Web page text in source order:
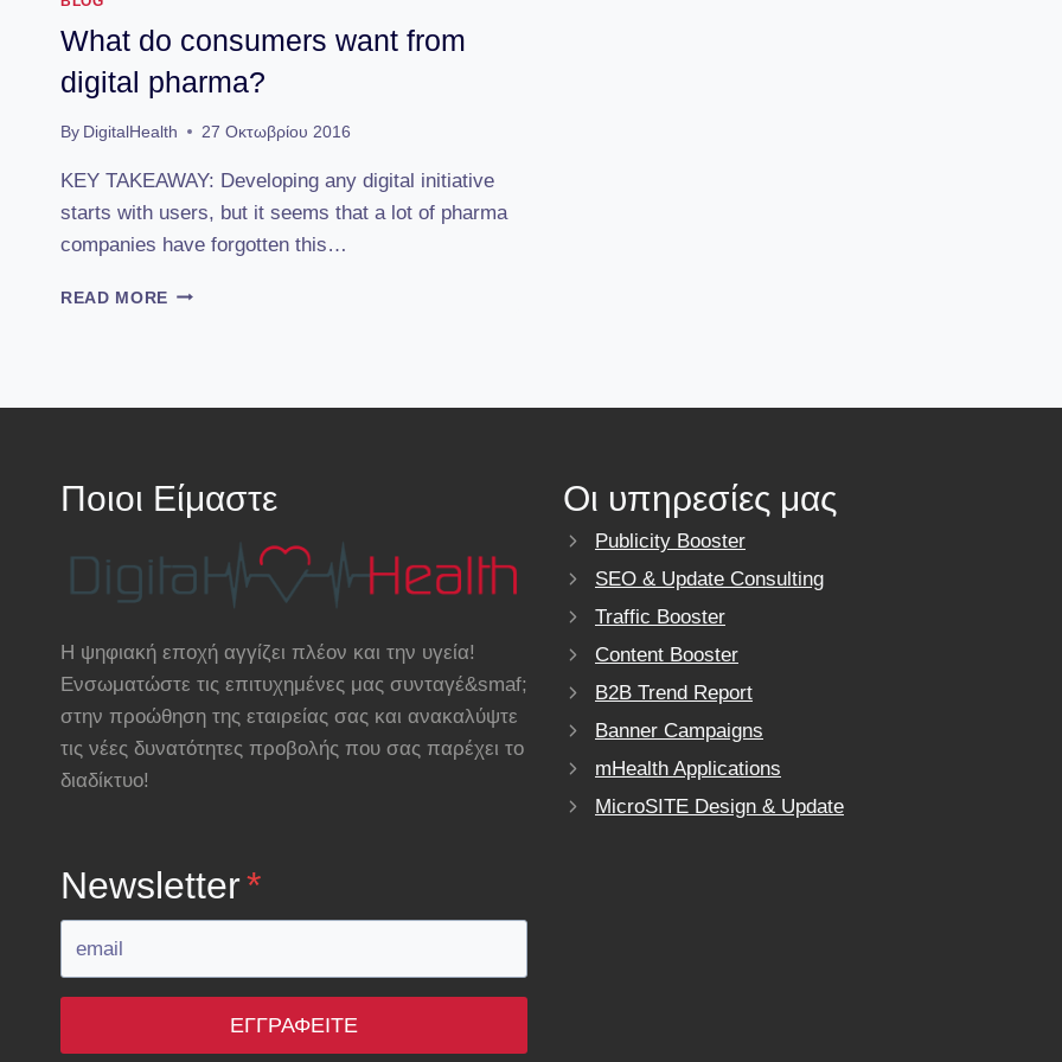
What do consumers want from
digital pharma?
By DigitalHealth 27 Οκτωβρίου 2016
KEY TAKEAWAY: Developing any digital initiative
starts with users, but it seems that a lot of pharma
companies have forgotten this…
READ MORE WHAT
Ποιοι Είμαστε
Η ψηφιακή εποχή αγγίζει πλέον και την υγεία!
Ενσωματώστε τις επιτυχημένες μας συνταγέ&smaf;
στην προώθηση της εταιρείας σας και ανακαλύψτε
τις νέες δυνατότητες προβολής που σας παρέχει το
διαδίκτυο!
Newsletter*
ΕΓΓΡΑΦΕΊΤΕ
Οι υπηρεσίες μας
Publicity Booster
SEO & Update Consulting
Traffic Booster
Content Booster
B2B Trend Report
Banner Campaigns
mHealth Applications
MicroSITE Design & Update